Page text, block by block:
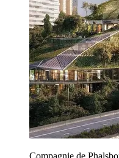
Compagnie de